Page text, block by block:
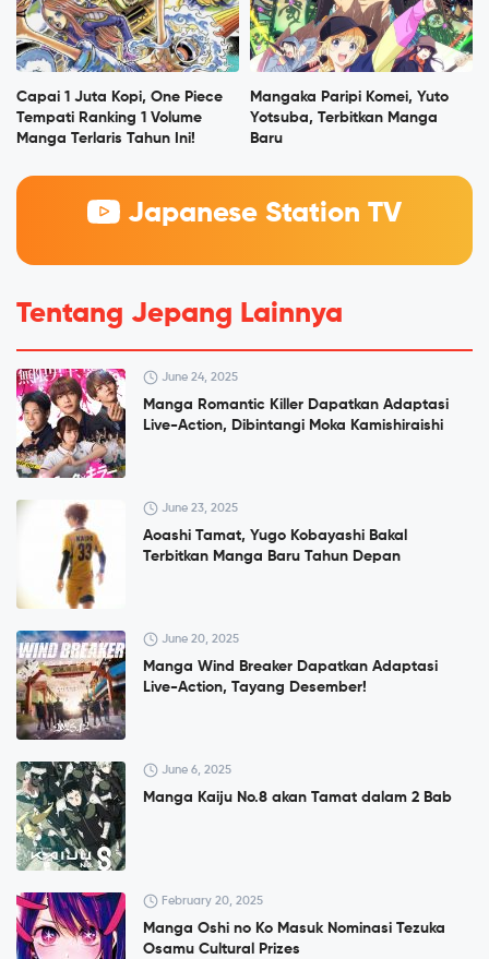
Capai 1 Juta Kopi, One Piece
Tempati Ranking 1 Volume
Manga Terlaris Tahun Ini!
Mangaka Paripi Komei, Yuto
Yotsuba, Terbitkan Manga
Baru
Japanese Station TV
Tentang Jepang Lainnya
June 24, 2025
Manga Romantic Killer Dapatkan Adaptasi
Live-Action, Dibintangi Moka Kamishiraishi
June 23, 2025
Aoashi Tamat, Yugo Kobayashi Bakal
Terbitkan Manga Baru Tahun Depan
June 20, 2025
Manga Wind Breaker Dapatkan Adaptasi
Live-Action, Tayang Desember!
June 6, 2025
Manga Kaiju No.8 akan Tamat dalam 2 Bab
February 20, 2025
Manga Oshi no Ko Masuk Nominasi Tezuka
Osamu Cultural Prizes